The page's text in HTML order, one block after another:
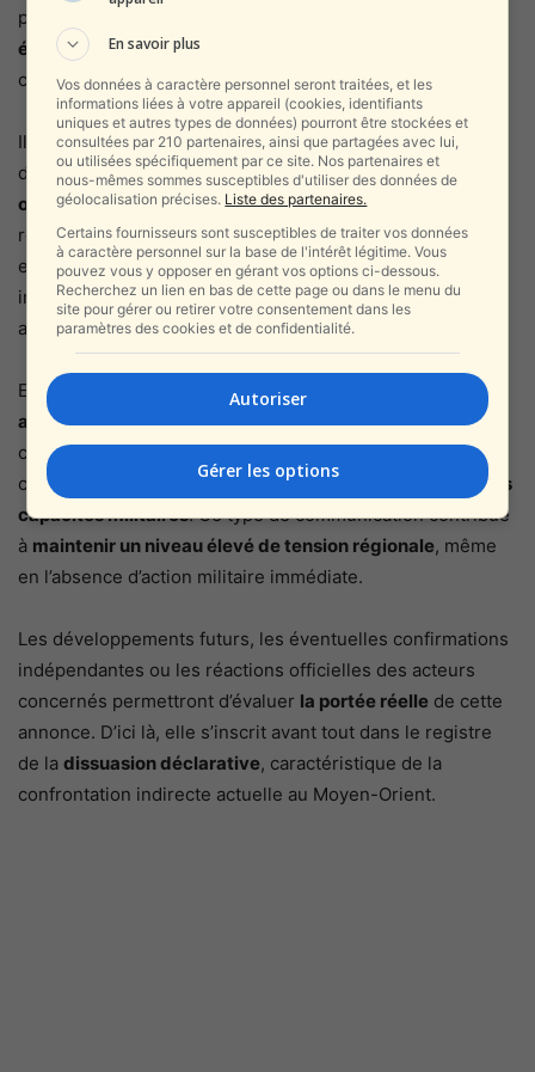
pour faire face à ce type de scénario. Toutefois,
évaluation officielle n’a été rendue publique
concernant l’annonce iranienne spécifique.
Il est également important de rappeler que les
déclarations de ce type peuvent répondre àplusieurs
objectifs simultanés: renforcer la posture interne du
régime iranien, envoyer un message de force à l’extérieur,
et influencer le climat diplomatique. L’absence de preuves
indépendantes impose donc unelecture prudentede ces
annonces.
En l’état actuel, ce qui est établi, c’est que
avoir déployé un nouveau missile, qu’il présente comme
capable d’atteindre Israël en quelques minutes, et qu’il
considère cette évolution comme unsaut qualitatif de ses
capacités militaires. Ce type de communication contribue
à maintenir un niveau élevé de tension régionale, même
en l’absence d’action militaire immédiate.
Les développements futurs, les éventuelles confirmations
indépendantes ou les réactions officielles des acteurs
concernés permettront d’évaluer la portée réelle de cette
annonce. D’ici là, elle s’inscrit avant tout dans le registre
de la dissuasion déclarative, caractéristique de la
confrontation indirecte actuelle au Moyen-Orient.
En savoir plus
Vos données à caractère personnel seront traitées, et les
informations liées à votre appareil (cookies, identifiants
uniques et autres types de données) pourront être stockées et
consultées par 210 partenaires, ainsi que partagées avec lui,
ou utilisées spécifiquement par ce site. Nos partenaires et
nous-mêmes sommes susceptibles d'utiliser des données de
géolocalisation précises. Liste des partenaires.
Certains fournisseurs sont susceptibles de traiter vos données
à caractère personnel sur la base de l'intérêt légitime. Vous
pouvez vous y opposer en gérant vos options ci-dessous.
Recherchez un lien en bas de cette page ou dans le menu du
site pour gérer ou retirer votre consentement dans les
paramètres des cookies et de confidentialité.
Autoriser
Gérer les options